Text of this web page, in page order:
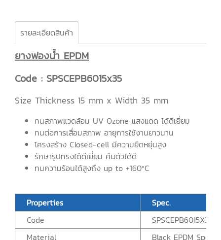
รายละเอียดสินค้า
ยางฟองน้ำ EPDM
Code : SPSCEPB6015x35
Size Thickness 15 mm x Width 35 mm
ทนสภาพแวดล้อม UV Ozone แสงแดด ได้ดีเยี่ยม
ทนต่อการเสื่อมสภาพ อายุการใช้งานยาวนาน
โครงสร้าง Closed-cell มีความยืดหยุ่นสูง
รักษารูปทรงได้ดีเยี่ยม คืนตัวได้ดี
ทนความร้อนได้สูงถึง up to +160ºC
Properties
Spec.
Code
SPSCEPB6015X35
Material
Black EPDM